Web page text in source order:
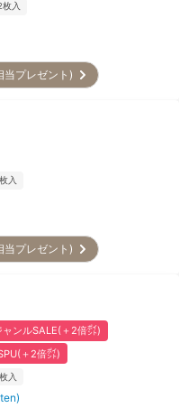
枚入
当プレゼント)
入
当プレゼント)
ャンルSALE(＋2倍㌽)
＋2倍㌽)
枚入